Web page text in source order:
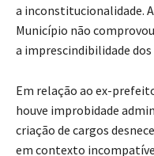
a inconstitucionalidade.
Município não
a imprescindibilidade
Em relação ao ex-
houve improbidade
criação de cargos
em contexto